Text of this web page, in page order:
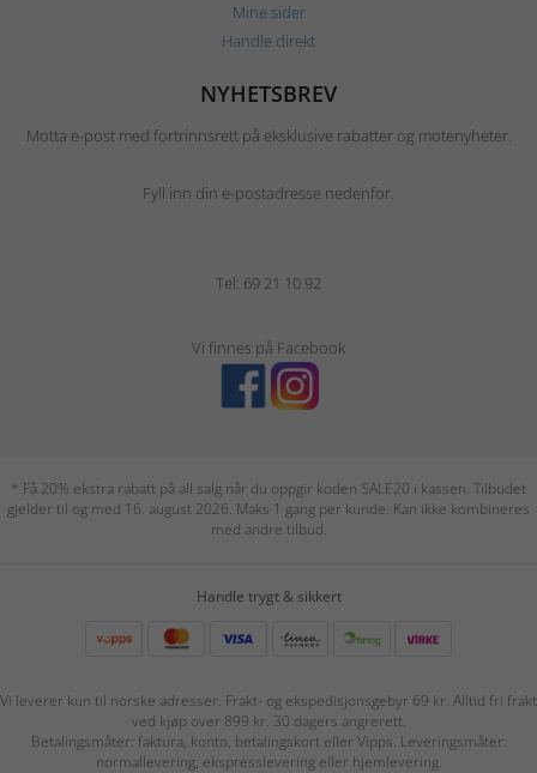
Mine sider
Handle direkt
NYHETSBREV
Motta e-post med fortrinnsrett på eksklusive rabatter og motenyheter.
Fyll inn din e-postadresse nedenfor.
Tel: 69 21 10 92
Vi finnes på Facebook
* Få 20% ekstra rabatt på all salg når du oppgir koden SALE20 i kassen. Tilbudet
gjelder til og med 16. august 2026. Maks 1 gang per kunde. Kan ikke kombineres
med andre tilbud.
Handle trygt & sikkert
Vi leverer kun til norske adresser. Frakt- og ekspedisjonsgebyr 69 kr. Alltid fri frakt
ved kjøp over 899 kr. 30 dagers angrerett.
Betalingsmåter: faktura, konto, betalingskort eller Vipps. Leveringsmåter:
normallevering, ekspresslevering eller hjemlevering.